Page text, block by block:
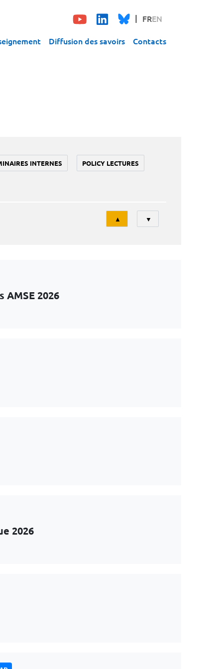
FREN
Diffusion des savoirs Contacts
INTERNES POLICY LECTURES
Tri
▲ ▼
2026
2026